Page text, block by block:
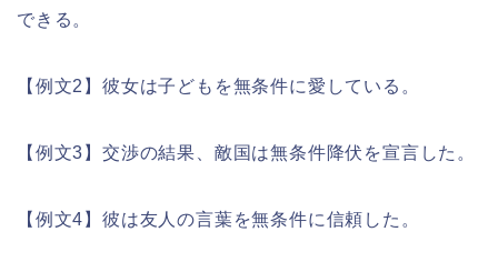
できる。
【例文2】彼女は子どもを無条件に愛している。
【例文3】交渉の結果、敵国は無条件降伏を宣言した。
【例文4】彼は友人の言葉を無条件に信頼した。